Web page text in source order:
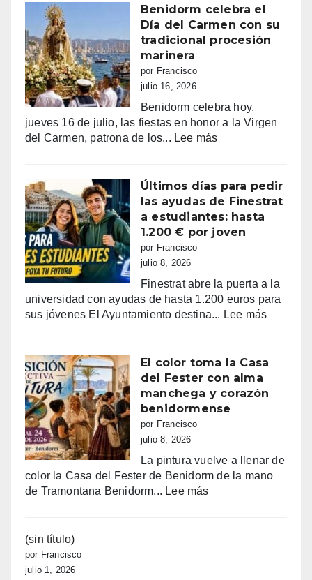
la
euforia
y
la
alarma:
comercios
guerra
de
sombrillas
España
campeona
Benidorm celebra el
Día del Carmen con su
tradicional procesión
marinera
por Francisco
julio 16, 2026
Benidorm celebra hoy,
jueves 16 de julio, las fiestas en honor a la Virgen
del Carmen, patrona de los... Lee más:
el
Día
del
Carmen
procesión
marinera
Últimos días para pedir
las ayudas de Finestrat
a estudiantes: hasta
1.200 € por joven
por Francisco
julio 8, 2026
Finestrat abre la puerta a la
universidad con ayudas de hasta 1.200 euros para
sus jóvenes El Ayuntamiento destina... Lee más:
para
las
hasta
El color toma la Casa
del Fester con alma
manchega y corazón
benidormense
por Francisco
julio 8, 2026
La pintura vuelve a llenar de
color la Casa del Fester de Benidorm de la mano
de Tramontana Benidorm... Lee más:
(sin título)
por Francisco
julio 1, 2026